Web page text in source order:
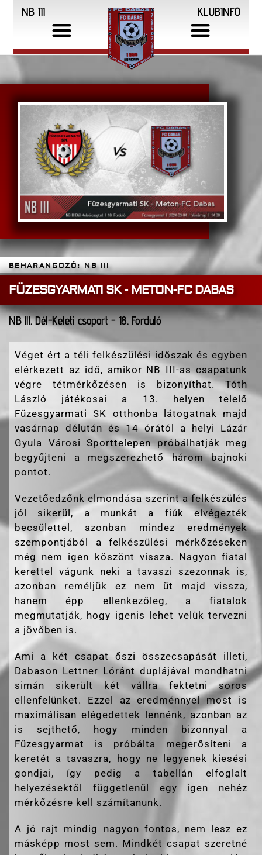
NB III KLUBINFO
BEHARANGOZÓ: NB III
FÜZESGYARMATI SK - METON-FC DABAS
NB lll. Dél-Keleti csoport - 18. Forduló
Véget ért a téli felkészülési időszak és egyben
elérkezett az idő, amikor NB III-as csapatunk
végre tétmérkőzésen is bizonyíthat. Tóth
László játékosai a 13. helyen telelő
Füzesgyarmati SK otthonba látogatnak majd
vasárnap délután és 14 órától a helyi Lázár
Gyula Városi Sporttelepen próbálhatják meg
begyűjteni a megszerezhető három bajnoki
pontot.
Vezetőedzőnk elmondása szerint a felkészülés
jól sikerül, a munkát a fiúk elvégezték
becsülettel, azonban mindez eredmények
szempontjából a felkészülési mérkőzéseken
még nem igen köszönt vissza. Nagyon fiatal
kerettel vágunk neki a tavaszi szezonnak is,
azonban reméljük ez nem üt majd vissza,
hanem épp ellenkezőleg, a fiatalok
megmutatják, hogy igenis lehet velük tervezni
a jövőben is.
Ami a két csapat őszi összecsapását illeti,
Dabason Lettner Lóránt duplájával mondhatni
simán sikerült két vállra fektetni soros
ellenfelünket. Ezzel az eredménnyel most is
maximálisan elégedettek lennénk, azonban az
is sejthető, hogy minden bizonnyal a
Füzesgyarmat is próbálta megerősíteni a
keretét a tavaszra, hogy ne legyenek kiesési
gondjai, így pedig a tabellán elfoglalt
helyezésektől függetlenül egy igen nehéz
mérkőzésre kell számítanunk.
A jó rajt mindig nagyon fontos, nem lesz ez
másképp most sem. Mindkét csapat szeretné